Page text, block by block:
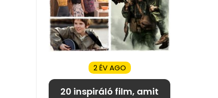
2 ÉV AGO
20 inspiráló film, amit